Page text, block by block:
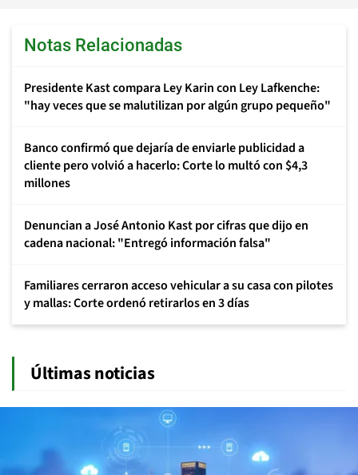
Notas Relacionadas
Presidente Kast compara Ley Karin con Ley Lafkenche:
"hay veces que se malutilizan por algún grupo pequeño"
Banco confirmó que dejaría de enviarle publicidad a
cliente pero volvió a hacerlo: Corte lo multó con $4,3
millones
Denuncian a José Antonio Kast por cifras que dijo en
cadena nacional: "Entregó información falsa"
Familiares cerraron acceso vehicular a su casa con pilotes
y mallas: Corte ordenó retirarlos en 3 días
Últimas noticias